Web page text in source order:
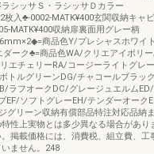
シッサＳ・ラシッサＤカラー
枚入♣-0002-MATK¥400玄関収納キャ
MATK¥400収納扉裏面用グレー柄
商品色Y/プレシャスホワイ
ダーク♣=商品色WA/クリエアイボリ
エチェリーRA/コージーライトグレ
トルグリーンDG/チャコールブラッ
ラフオークDC/グレージュエルム
EF/ソフトグレーEH/テンダーオーク
グリーン収納有償部品特注対応品納
性上実物とは多少異なる場合があり
掲載価格には、消費税、組立費、工
ません。248